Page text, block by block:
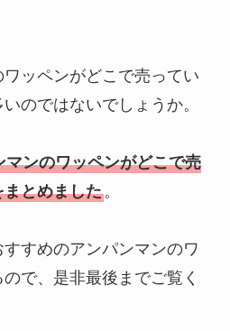
ッペンがどこで売ってい
のではないでしょうか。
マンのワッペンがどこで売
とめました。
すめのアンパンマンのワ
で、是非最後までご覧く